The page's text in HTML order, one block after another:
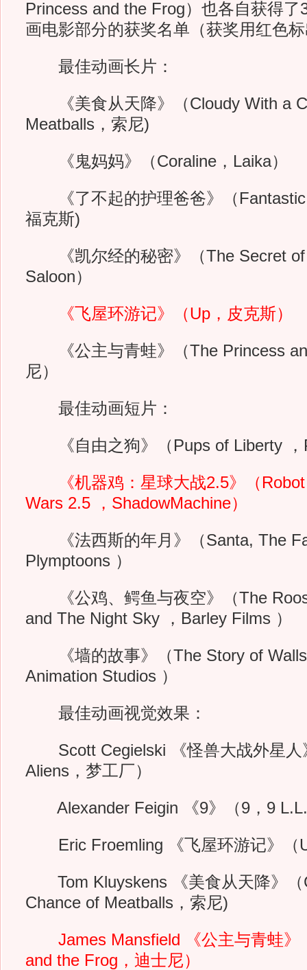
Princess and the Frog）也各自获得
画电影部分的获奖名单（获奖用红色
最佳动画长片：
《美食从天降》（Cloudy With a
Meatballs，索尼)
《鬼妈妈》（Coraline，Laika）
《了不起的护理爸爸》（Fantastic
福克斯)
《凯尔经的秘密》（The Secret of
Saloon）
《飞屋环游记》（Up，皮克斯）
《公主与青蛙》（The Princess
尼）
最佳动画短片：
《自由之狗》（Pups of Liberty ，
《机器鸡：星球大战2.5》（Robot
Wars 2.5 ，ShadowMachine）
《法西斯的年月》（Santa, The
Plymptoons ）
《公鸡、鳄鱼与夜空》（The
and The Night Sky ，Barley Films ）
《墙的故事》（The Story of Walls
Animation Studios ）
最佳动画视觉效果：
Scott Cegielski 《怪兽大战外星人
Aliens，梦工厂）
Alexander Feigin 《9》（9，9
Eric Froemling 《飞屋环游记》（
Tom Kluyskens 《美食从天降》（
Chance of Meatballs，索尼)
James Mansfield 《公主与青蛙》
and the Frog，迪士尼）